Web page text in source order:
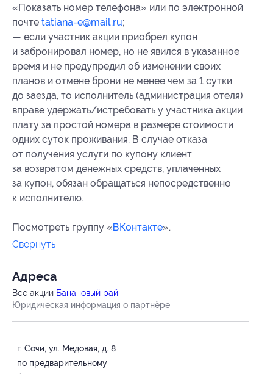
«Показать номер телефона» или по электронной
почте tatiana-e@mail.ru;
— если участник акции приобрел купон
и забронировал номер, но не явился в указанное
время и не предупредил об изменении своих
планов и отмене брони не менее чем за 1 сутки
до заезда, то исполнитель (администрация отеля)
вправе удержать/истребовать у участника акции
плату за простой номера в размере стоимости
одних суток проживания. В случае отказа
от получения услуги по купону клиент
за возвратом денежных средств, уплаченных
за купон, обязан обращаться непосредственно
к исполнителю.
Посмотреть группу «ВКонтакте».
Свернуть
Адресa
Все акции Банановый рай
Юридическая информация о партнёре
г. Сочи, ул. Медовая, д. 8
по предварительному